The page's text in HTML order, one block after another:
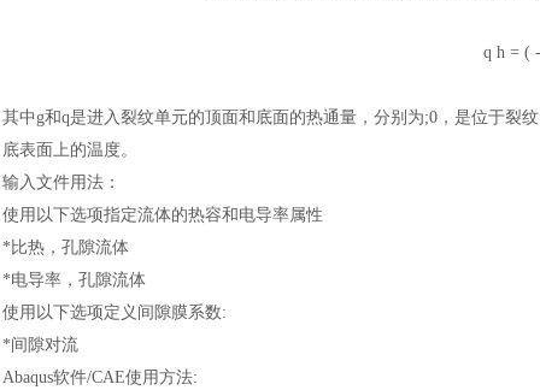
q h = (
其中 g和q是进入裂纹单元的顶面和底面的热通量，分别为;0，是位于裂
底表面上的温度。
输入文件用法 ：
使用以下选项指定流体的热容和电导率属性
*比热，孔隙流体
*电导率，孔隙流体
使用以下选项定义间隙膜系数:
*间隙对流
Abaqus软件/CAE使用方法: